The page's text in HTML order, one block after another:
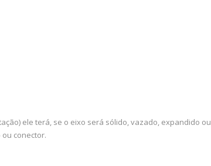
ele terá, se o eixo será sólido, vazado, expandido ou
conector.